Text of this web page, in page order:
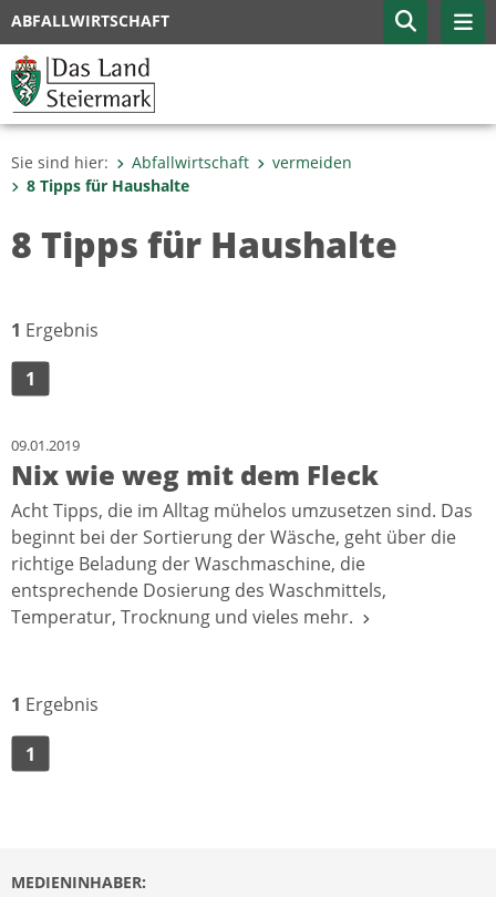
ABFALLWIRTSCHAFT
Sie sind hier: Abfallwirtschaft
vermeiden
8 Tipps für Haushalte
8 Tipps für Haushalte
1 Ergebnis
1
09.01.2019
Nix wie weg mit dem Fleck
Acht Tipps, die im Alltag mühelos umzusetzen sind. Das
beginnt bei der Sortierung der Wäsche, geht über die
richtige Beladung der Waschmaschine, die
entsprechende Dosierung des Waschmittels,
Temperatur, Trocknung und vieles mehr.
1 Ergebnis
1
MEDIENINHABER: